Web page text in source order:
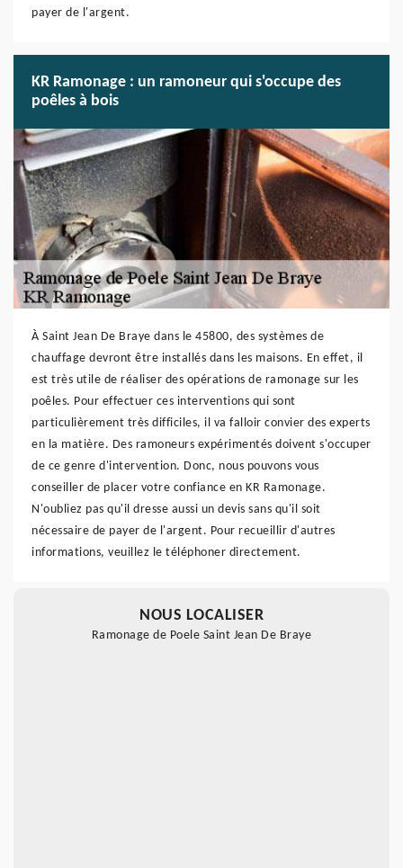
payer de l'argent.
KR Ramonage : un ramoneur qui s'occupe des
poêles à bois
À Saint Jean De Braye dans le 45800, des systèmes de
chauffage devront être installés dans les maisons. En effet, il
est très utile de réaliser des opérations de ramonage sur les
poêles. Pour effectuer ces interventions qui sont
particulièrement très difficiles, il va falloir convier des experts
en la matière. Des ramoneurs expérimentés doivent s'occuper
de ce genre d'intervention. Donc, nous pouvons vous
conseiller de placer votre confiance en KR Ramonage.
N'oubliez pas qu'il dresse aussi un devis sans qu'il soit
nécessaire de payer de l'argent. Pour recueillir d'autres
informations, veuillez le téléphoner directement.
NOUS LOCALISER
Ramonage de Poele Saint Jean De Braye